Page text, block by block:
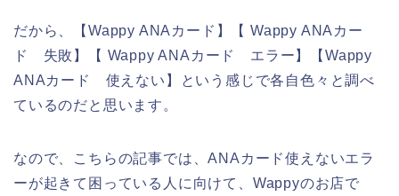
だから、【Wappy ANAカード】【 Wappy ANAカー
ド 失敗】【 Wappy ANAカード エラー】【Wappy
ANAカード 使えない】という感じで各自色々と調べ
ているのだと思います。
なので、こちらの記事では、ANAカード使えないエラ
ーが起きて困っている人に向けて、Wappyのお店で